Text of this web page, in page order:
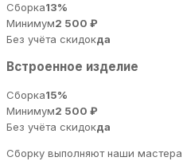
Сборка13%
Минимум2 500 ₽
Без учёта скидокда
Встроенное изделие
Сборка15%
Минимум2 500 ₽
Без учёта скидокда
Сборку выполняют наши